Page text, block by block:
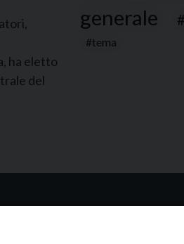
ha eletto
del
generale
tema